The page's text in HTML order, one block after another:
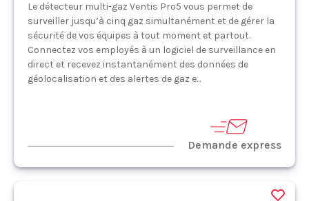
Le détecteur multi-gaz Ventis Pro5 vous permet de
surveiller jusqu’à cinq gaz simultanément et de gérer la
sécurité de vos équipes à tout moment et partout.
Connectez vos employés à un logiciel de surveillance en
direct et recevez instantanément des données de
géolocalisation et des alertes de gaz e...
Demande express